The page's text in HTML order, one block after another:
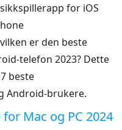
for iOS
er den beste
telefon 2023? Dette
beste
Android-brukere.
Mac og PC 2024